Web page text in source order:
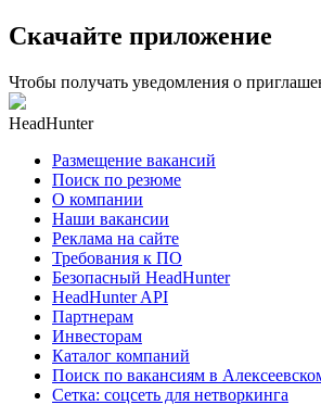
Скачайте приложение
Чтобы получать уведомления о
HeadHunter
Размещение вакансий
Поиск по резюме
О компании
Наши вакансии
Реклама на сайте
Требования к ПО
Безопасный HeadHunter
HeadHunter API
Партнерам
Инвесторам
Каталог компаний
Поиск по вакансиям в
Сетка: соцсеть для нетворкинга